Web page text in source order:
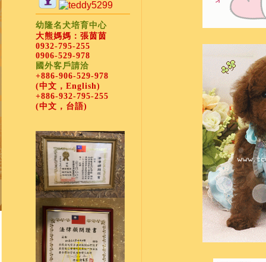
幼隆名犬培育中心
大熊媽媽：張茵茵
0932-795-255
0906-529-978
國外客戶請洽
+886-906-529-978
(中文，English)
+886-932-795-255
(中文，台語)